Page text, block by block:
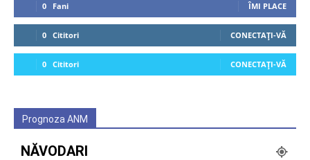
0 Fani ÎMI PLACE
0 Cititori CONECTAȚI-VĂ
0 Cititori CONECTAȚI-VĂ
Prognoza ANM
NĂVODARI